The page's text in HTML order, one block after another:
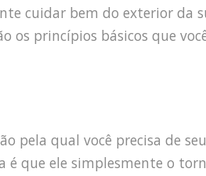
cuidar bem do exterior da
os princípios básicos que
pela qual você precisa de
é que ele simplesmente o